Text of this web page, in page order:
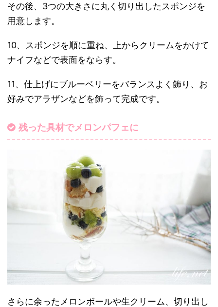
その後、3つの大きさに丸く切り出したスポンジを
用意します。
10、スポンジを順に重ね、上からクリームをかけて
ナイフなどで表面をならす。
11、仕上げにブルーベリーをバランスよく飾り、お
好みでアラザンなどを飾って完成です。
残った具材でメロンパフェに
さらに余ったメロンボールや生クリーム、切り出し